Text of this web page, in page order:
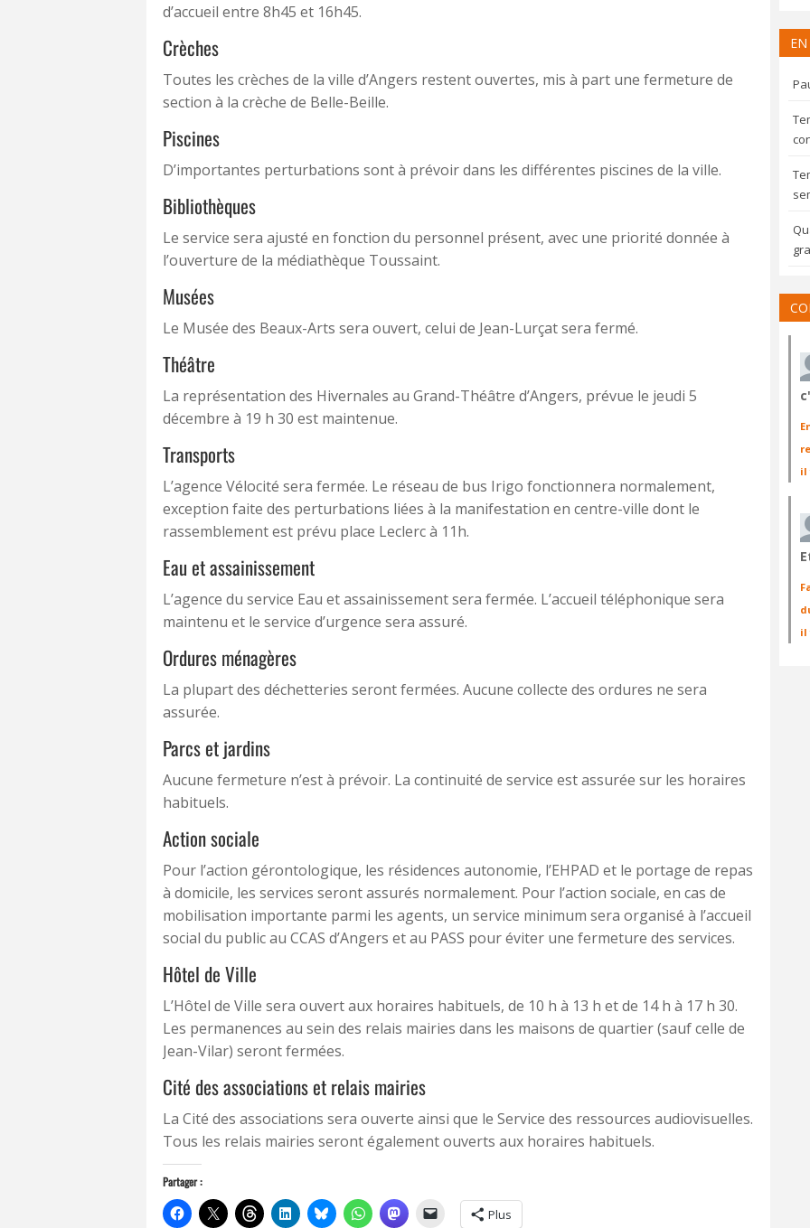
d’accueil entre 8h45 et 16h45.
Crèches
Toutes les crèches de la ville d’Angers restent ouvertes, mis à part une fermeture de
section à la crèche de Belle-Beille.
Piscines
D’importantes perturbations sont à prévoir dans les différentes piscines de la ville.
Bibliothèques
Le service sera ajusté en fonction du personnel présent, avec une priorité donnée à
l’ouverture de la médiathèque Toussaint.
Musées
Le Musée des Beaux-Arts sera ouvert, celui de Jean-Lurçat sera fermé.
Théâtre
La représentation des Hivernales au Grand-Théâtre d’Angers, prévue le jeudi 5
décembre à 19 h 30 est maintenue.
Transports
L’agence Vélocité sera fermée. Le réseau de bus Irigo fonctionnera normalement,
exception faite des perturbations liées à la manifestation en centre-ville dont le
rassemblement est prévu place Leclerc à 11h.
Eau et assainissement
L’agence du service Eau et assainissement sera fermée. L’accueil téléphonique sera
maintenu et le service d’urgence sera assuré.
Ordures ménagères
La plupart des déchetteries seront fermées. Aucune collecte des ordures ne sera
assurée.
Parcs et jardins
Aucune fermeture n’est à prévoir. La continuité de service est assurée sur les horaires
habituels.
Action sociale
Pour l’action gérontologique, les résidences autonomie, l’EHPAD et le portage de repas
à domicile, les services seront assurés normalement. Pour l’action sociale, en cas de
mobilisation importante parmi les agents, un service minimum sera organisé à l’accueil
social du public au CCAS d’Angers et au PASS pour éviter une fermeture des services.
Hôtel de Ville
L’Hôtel de Ville sera ouvert aux horaires habituels, de 10 h à 13 h et de 14 h à 17 h 30.
Les permanences au sein des relais mairies dans les maisons de quartier (sauf celle de
Jean-Vilar) seront fermées.
Cité des associations et relais mairies
La Cité des associations sera ouverte ainsi que le Service des ressources audiovisuelles.
Tous les relais mairies seront également ouverts aux horaires habituels.
Partager :
Plus
il
il